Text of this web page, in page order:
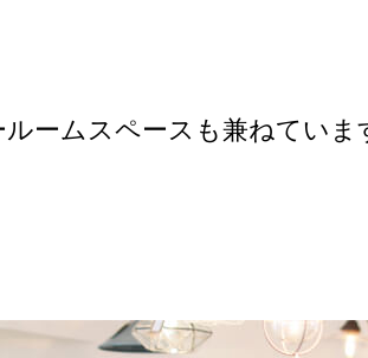
ルームスペースも兼ねていま